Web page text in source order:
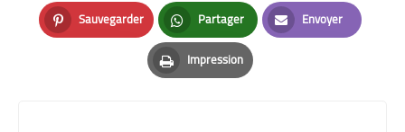
Sauvegarder
Pinterest
Partager
Whatsapp
Envoyer
Email
Impression
Print